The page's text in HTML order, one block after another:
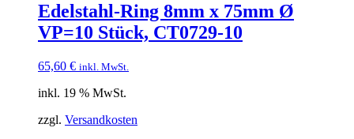
Edelstahl-Ring 8mm x 75mm Ø
VP=10 Stück, CT0729-10
65,60 € inkl. MwSt.
inkl. 19 % MwSt.
zzgl. Versandkosten